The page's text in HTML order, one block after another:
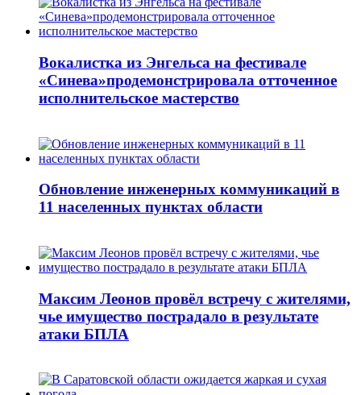
Вокалистка из Энгельса на фестивале
«Синева»продемонстрировала отточенное
исполнительское мастерство
Обновление инженерных коммуникаций в
11 населенных пунктах области
Максим Леонов провёл встречу с жителями,
чье имущество пострадало в результате
атаки БПЛА